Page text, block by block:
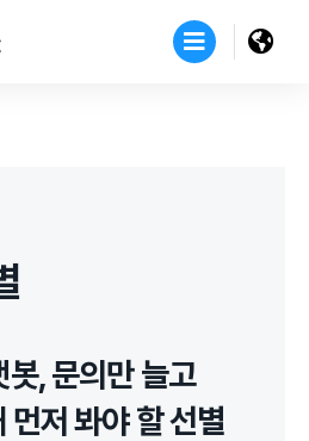
, 문의만 늘고
먼저 봐야 할 선별